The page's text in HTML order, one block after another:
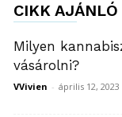
CIKK AJÁNLÓ
Milyen
vásárolni?
VVivien - április 12, 2023